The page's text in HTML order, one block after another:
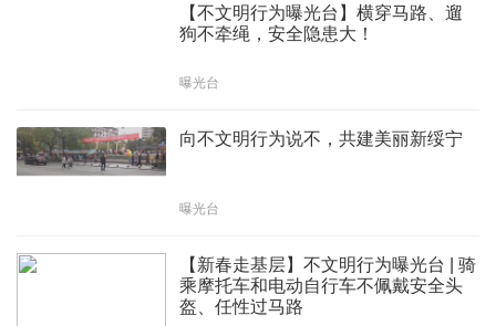
【不文明行为曝光台】横穿马路、遛
狗不牵绳，安全隐患大！
曝光台
向不文明行为说不，共建美丽新绥宁
曝光台
【新春走基层】不文明行为曝光台 | 骑
乘摩托车和电动自行车不佩戴安全头
盔、任性过马路